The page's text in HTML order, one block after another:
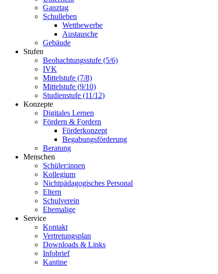
Ganztag
Schulleben
Wettbewerbe
Austausche
Gebäude
Stufen
Beobachtungsstufe (5/6)
IVK
Mittelstufe (7/8)
Mittelstufe (9/10)
Studienstufe (11/12)
Konzepte
Digitales Lernen
Fördern & Fordern
Förderkonzept
Begabungsförderung
Beratung
Menschen
Schüler:innen
Kollegium
Nichtpädagogisches Personal
Eltern
Schulverein
Ehemalige
Service
Kontakt
Vertretungsplan
Downloads & Links
Infobrief
Kantine